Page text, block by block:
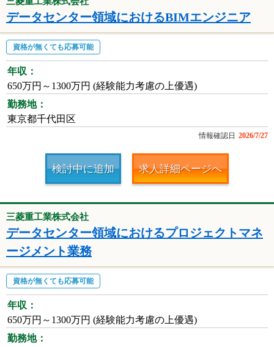
データセンター領域におけるBIMエンジニア
資格が無くても応募可能
年収：
650万円～1300万円 (経験能力考慮の上優遇)
勤務地：
東京都千代田区
情報確認日 2026/7/27
検討中に追加 求人詳細ページへ
三菱重工業株式会社
データセンター領域におけるプロジェクトマネ
ージメント業務
資格が無くても応募可能
年収：
650万円～1300万円 (経験能力考慮の上優遇)
勤務地：